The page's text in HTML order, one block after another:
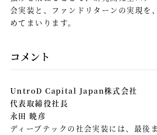
会実装と、ファンドリターンの実現を
めてまいります。
コメント
UntroD Capital Japan株式会社
代表取締役社長
永田 暁彦
ディープテックの社会実装には、最後